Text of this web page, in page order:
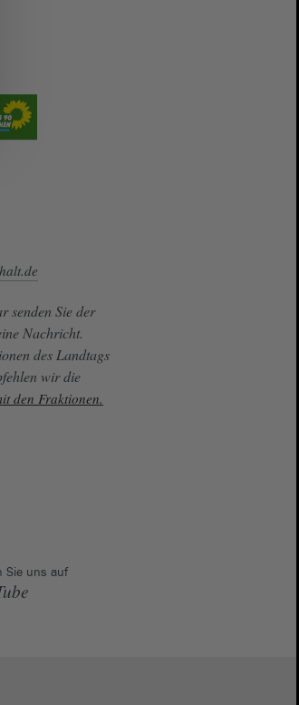
senden Sie der
Nachricht.
des Landtags
wir die
den Fraktionen.
Sie uns auf